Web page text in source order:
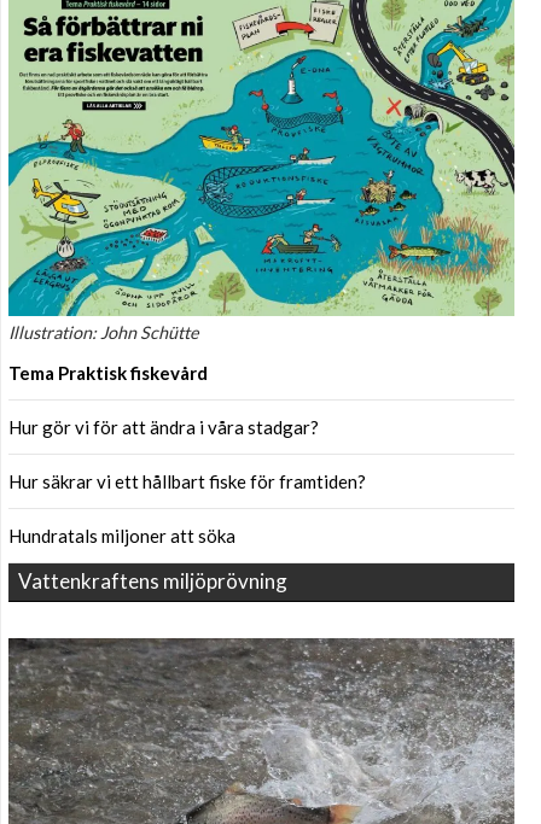
Illustration: John Schütte
Tema Praktisk fiskevård
Hur gör vi för att ändra i våra stadgar?
Hur säkrar vi ett hållbart fiske för framtiden?
Hundratals miljoner att söka
Vattenkraftens miljöprövning